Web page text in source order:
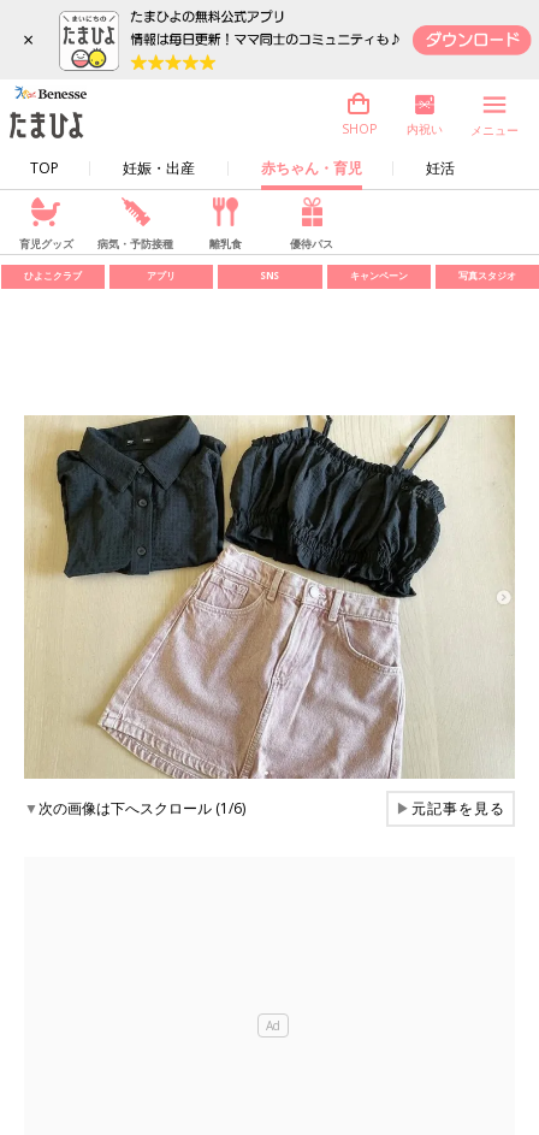
×
TOP 妊娠・出産 赤ちゃん・育児 妊活
SHOP 内祝い メニュー
育児グッズ 病気・予防接種 離乳食 優待パス
ひよこクラブ アプリ SNS キャンペーン 写真スタジオ
▼次の画像は下へスクロール (1/6) ▶元記事を見る